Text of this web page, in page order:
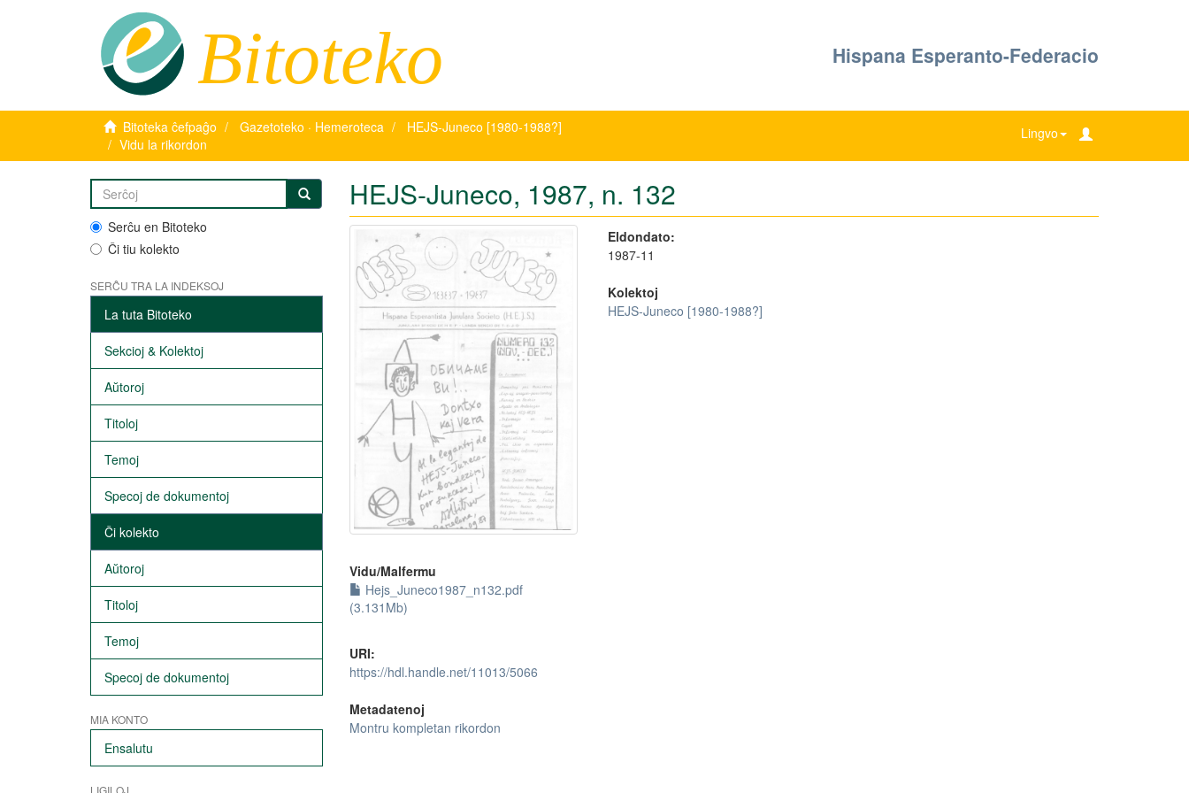
Bitoteko Hispana Esperanto-Federacio
Bitoteka ĉefpaĝo Gazetoteko · Hemeroteca
HEJS-Juneco [1980-1988?]
Vidu la rikordon
Lingvo
Serĉu en Bitoteko
Ĉi tiu kolekto
SERĈU TRA LA INDEKSOJ
La tuta Bitoteko
Sekcioj & Kolektoj
Aŭtoroj
Titoloj
Temoj
Specoj de dokumentoj
Ĉi kolekto
Aŭtoroj
Titoloj
Temoj
Specoj de dokumentoj
MIA KONTO
Ensalutu
LIGILOJ
HEJS-Juneco, 1987, n. 132
Vidu/Malfermu
Hejs_Juneco1987_n132.pdf
(3.131Mb)
URI:
https://hdl.handle.net/11013/5066
Metadatenoj
Montru kompletan rikordon
Eldondato:
1987-11
Kolektoj
HEJS-Juneco [1980-1988?]